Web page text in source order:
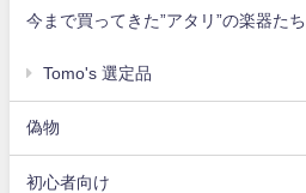
今まで買ってきた”アタリ”の楽器たち
Tomo's 選定品
偽物
初心者向け